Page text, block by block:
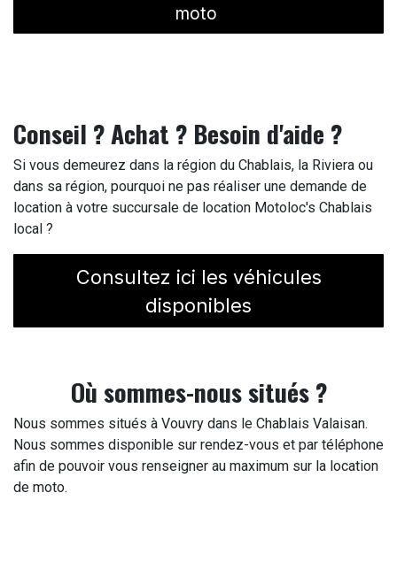
moto
Conseil ? Achat ? Besoin d'aide ?
Si vous demeurez dans la région du Chablais, la Riviera ou
dans sa région, pourquoi ne pas réaliser une demande de
location à votre succursale de location Motoloc's Chablais
local ?
Consultez ici les véhicules
disponibles
Où sommes-nous situés ?
Nous sommes situés à Vouvry dans le Chablais Valaisan.
Nous sommes disponible sur rendez-vous et par téléphone
afin de pouvoir vous renseigner au maximum sur la location
de moto.